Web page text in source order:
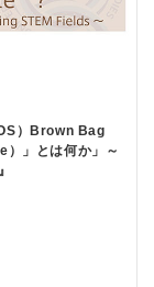
）Brown Bag
」とは何か」～